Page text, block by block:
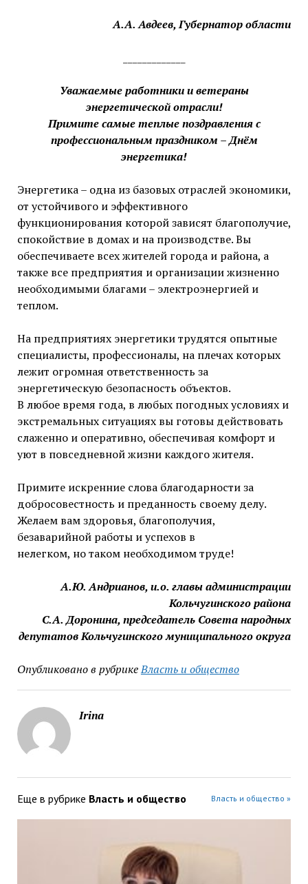
А.А. Авдеев, Губернатор области
Уважаемые работники и ветераны
энергетической отрасли!
Примите самые теплые поздравления с
профессиональным праздником – Днём
энергетика!
Энергетика – одна из базовых отраслей экономики,
от устойчивого и эффективного
функционирования которой зависят благополучие,
спокойствие в домах и на производстве. Вы
обеспечиваете всех жителей города и района, а
также все предприятия и организации жизненно
необходимыми благами – электроэнергией и
теплом.
На предприятиях энергетики трудятся опытные
специалисты, профессионалы, на плечах которых
лежит огромная ответственность за
энергетическую безопасность объектов.
В любое время года, в любых погодных условиях и
экстремальных ситуациях вы готовы действовать
слаженно и оперативно, обеспечивая комфорт и
уют в повседневной жизни каждого жителя.
Примите искренние слова благодарности за
добросовестность и преданность своему делу.
Желаем вам здоровья, благополучия,
безаварийной работы и успехов в
нелегком, но таком необходимом труде!
А.Ю. Андрианов, и.о. главы администрации
Кольчугинского района
С.А. Доронина, председатель Совета народных
депутатов Кольчугинского муниципального округа
Опубликовано в рубрикеВласть и общество
Irina
Еще в рубрике Власть и общество Власть и общество »